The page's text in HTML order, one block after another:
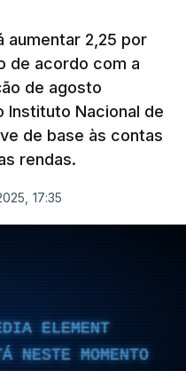
aumentar 2,25 por
de acordo com a
de agosto
Instituto Nacional de
de base às contas
rendas.
17:35
ELEMENT
NESTE MOMENTO